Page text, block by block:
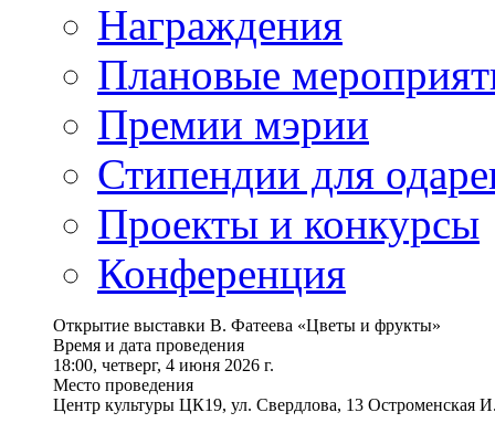
Награждения
Плановые
Премии мэрии
Стипендии для
Проекты и конкурсы
Конференция
Открытие выставки В. Фатеева «Цветы и фрукты»
Время и дата проведения
18:00, четверг, 4 июня 2026 г.
Место проведения
Центр культуры ЦК19, ул. Свердлова, 13 Остроменская